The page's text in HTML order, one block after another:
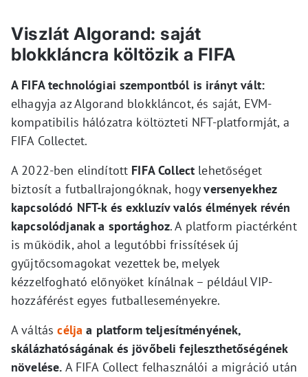
Viszlát Algorand: saját
blokkláncra költözik a FIFA
A FIFA technológiai szempontból is irányt vált:
elhagyja az Algorand blokkláncot, és saját, EVM-
kompatibilis hálózatra költözteti NFT-platformját, a
FIFA Collectet.
A 2022-ben elindított FIFA Collect lehetőséget
biztosít a futballrajongóknak, hogyversenyekhez
kapcsolódó NFT-k és exkluzív valós élmények révén
kapcsolódjanak a sportághoz. A platform piactérként
is működik, ahol a legutóbbi frissítések új
gyűjtőcsomagokat vezettek be, melyek
kézzelfogható előnyöket kínálnak – például VIP-
hozzáférést egyes futballeseményekre.
A váltáscélja a platform teljesítményének,
skálázhatóságának és jövőbeli fejleszthetőségének
növelése. A FIFA Collect felhasználói a migráció után